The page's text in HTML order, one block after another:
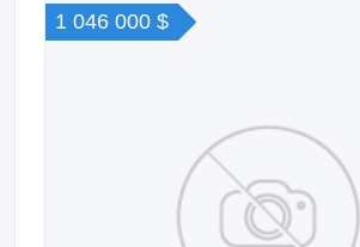
1 046 000 $